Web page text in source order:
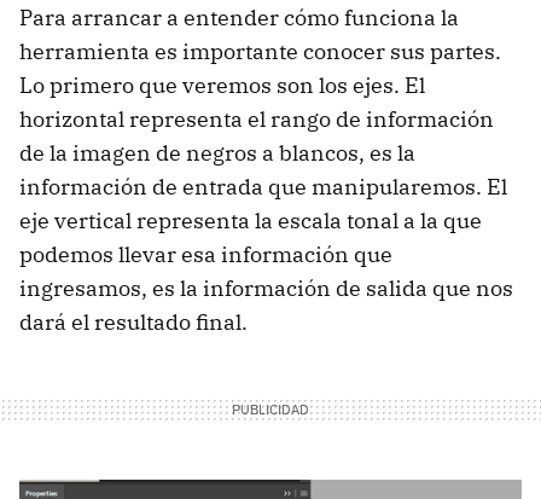
Para arrancar a entender cómo funciona la
herramienta es importante conocer sus partes.
Lo primero que veremos son los ejes. El
horizontal representa el rango de información
de la imagen de negros a blancos, es la
información de entrada que manipularemos. El
eje vertical representa la escala tonal a la que
podemos llevar esa información que
ingresamos, es la información de salida que nos
dará el resultado final.